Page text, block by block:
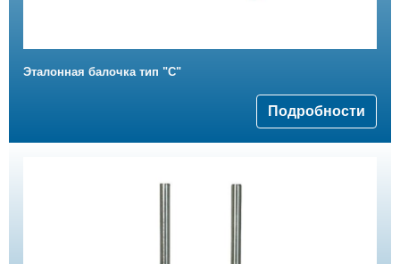
Эталонная балочка тип "С"
Подробности